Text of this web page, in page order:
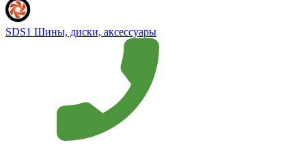
SDS1 Шины, диски, аксессуары